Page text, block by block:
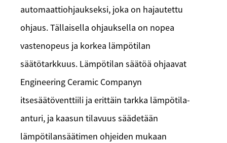
automaattiohjaukseksi, joka on hajautettu
ohjaus. Tällaisella ohjauksella on nopea
vastenopeus ja korkea lämpötilan
säätötarkkuus. Lämpötilan säätöä ohjaavat
Engineering Ceramic Companyn
itsesäätöventtiili ja erittäin tarkka lämpötila-
anturi, ja kaasun tilavuus säädetään
lämpötilansäätimen ohjeiden mukaan